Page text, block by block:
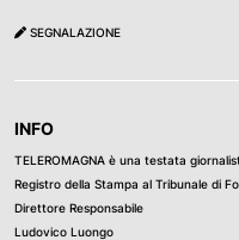
SEGNALAZIONE
INFO
TELEROMAGNA è una testata
Registro della Stampa al Tribunale di
Direttore Responsabile
Ludovico Luongo